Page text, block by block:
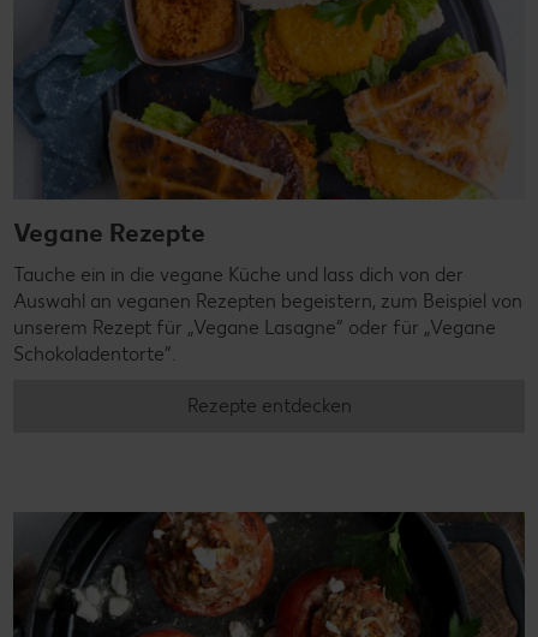
Vegane Rezepte
Tauche ein in die vegane Küche und lass dich von der
Auswahl an veganen Rezepten begeistern, zum Beispiel von
unserem Rezept für „Vegane Lasagne“ oder für „Vegane
Schokoladentorte“.
Rezepte entdecken